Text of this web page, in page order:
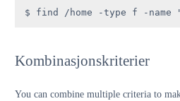
$ find /home -type f -name
Kombinasjonskriterier
You can combine multiple criteria to